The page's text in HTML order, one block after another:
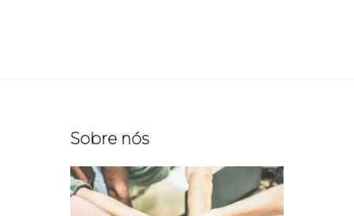
Sobre nós